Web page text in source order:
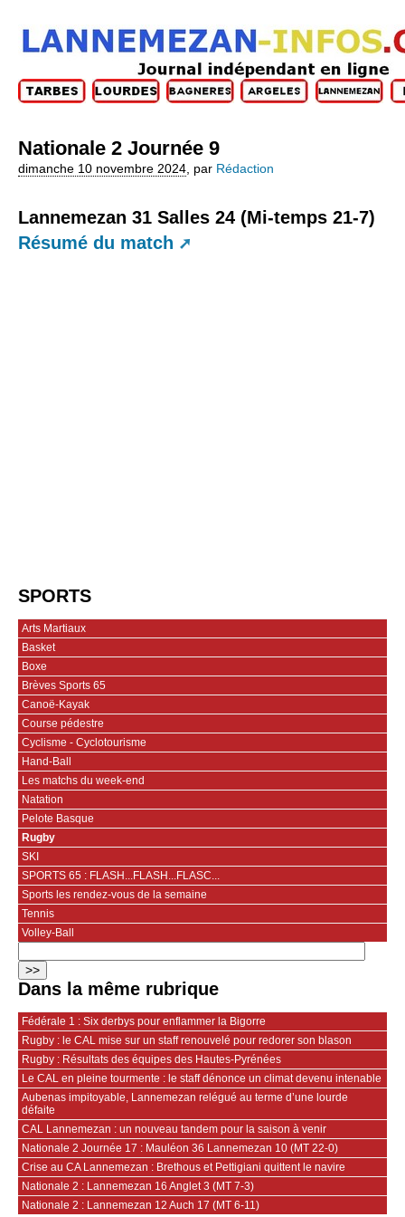
Nationale 2 Journée 9
dimanche 10 novembre 2024 par Rédaction
Lannemezan 31 Salles 24 (Mi-temps 21-7)
Résumé du match
SPORTS
Arts Martiaux
Basket
Boxe
Brèves Sports 65
Canoë-Kayak
Course pédestre
Cyclisme - Cyclotourisme
Hand-Ball
Les matchs du week-end
Natation
Pelote Basque
Rugby
SKI
SPORTS 65 : FLASH...FLASH...FLASC...
Sports les rendez-vous de la semaine
Tennis
Volley-Ball
Dans la même rubrique
Fédérale 1 : Six derbys pour enflammer la Bigorre
Rugby : le CAL mise sur un staff renouvelé pour redorer son blason
Rugby : Résultats des équipes des Hautes-Pyrénées
Le CAL en pleine tourmente : le staff dénonce un climat devenu intenable
Aubenas impitoyable, Lannemezan relégué au terme d’une lourde
défaite
CAL Lannemezan : un nouveau tandem pour la saison à venir
Nationale 2 Journée 17 : Mauléon 36 Lannemezan 10 (MT 22-0)
Crise au CA Lannemezan : Brethous et Pettigiani quittent le navire
Nationale 2 : Lannemezan 16 Anglet 3 (MT 7-3)
Nationale 2 : Lannemezan 12 Auch 17 (MT 6-11)